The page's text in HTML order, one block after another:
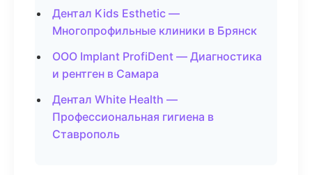
Дентал Kids Esthetic —
Многопрофильные клиники в Брянск
ООО Implant ProfiDent — Диагностика
и рентген в Самара
Дентал White Health —
Профессиональная гигиена в
Ставрополь